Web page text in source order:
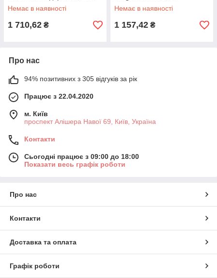
(3,88 унції) оригінал
Немає в наявності
1 710,62 ₴
подушечок
Немає в наявності
1 157,42 ₴
Про нас
94% позитивних з 305 відгуків за рік
Працює з 22.04.2020
м. Київ
проспект Алішера Навої 69, Київ, Україна
Контакти
Сьогодні працює з 09:00 до 18:00
Показати весь графік роботи
Про нас
Контакти
Доставка та оплата
Графік роботи